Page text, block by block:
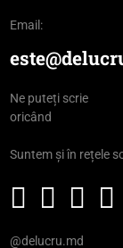
Email:
Ne puteți scrie
oricând
Suntem și în rețele
@delucru.md